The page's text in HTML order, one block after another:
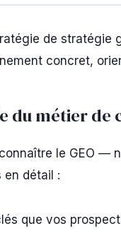
de
concret,
du métier de
le GEO —
en détail :
que vos